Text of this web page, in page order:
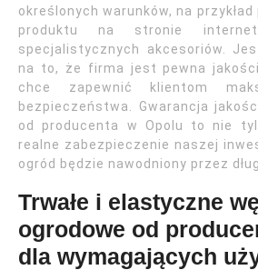
określonych warunków, na
produktu na stronie
specjalistycznych akcesoriów.
na to, że firma jest pewna
chce zapewnić klientom
bezpieczeństwa. Gwarancja
od producenta w Opolu to nie
realne zabezpieczenie naszej
ogród będzie nawodniony przez
Trwałe i elastyczne
ogrodowe od
dla wymagających